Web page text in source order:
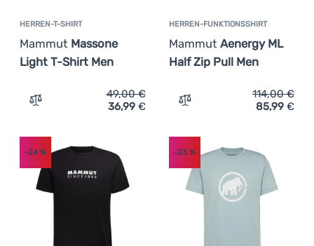
HERREN-T-SHIRT
Mammut Massone
Light T-Shirt Men
Zum Vergleich 'Herren-T-Shirt Mammut Massone Light
49,00€
36,99 €
HERREN-FUNKTIONSSHIRT
Mammut Aenergy ML
Half Zip Pull Men
Zum Vergleich 'Herren-
114,00€
85,99 €
-24 % -23%